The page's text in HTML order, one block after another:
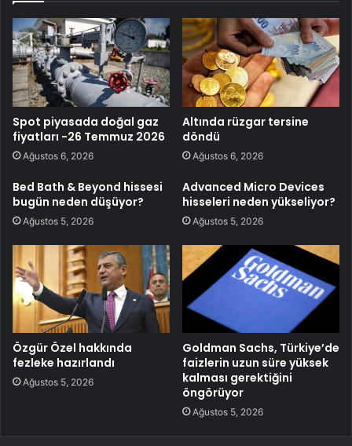
Spot piyasada doğal gaz
fiyatları -26 Temmuz 2026
Ağustos 6, 2026
Altında rüzgar tersine
döndü
Ağustos 6, 2026
Bed Bath & Beyond hissesi
bugün neden düşüyor?
Ağustos 5, 2026
Advanced Micro Devices
hisseleri neden yükseliyor?
Ağustos 5, 2026
Özgür Özel hakkında
fezleke hazırlandı
Ağustos 5, 2026
Goldman Sachs, Türkiye’de
faizlerin uzun süre yüksek
kalması gerektiğini
öngörüyor
Ağustos 5, 2026